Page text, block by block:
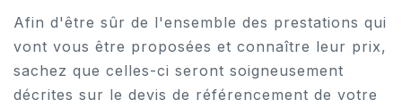
Afin d'être sûr de l'ensemble des prestations qui
vont vous être proposées et connaître leur prix,
sachez que celles-ci seront soigneusement
décrites sur le devis de référencement de votre